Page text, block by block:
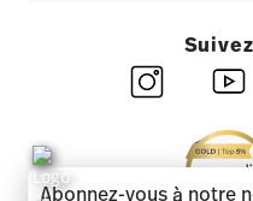
Abonnez-vous à notre